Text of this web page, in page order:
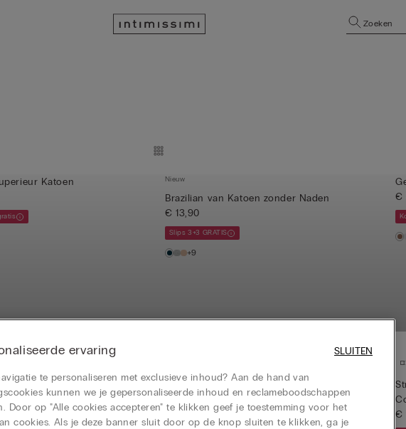
Zoeken
Katoen
Nieuw
Brazilian van Katoen zonder Naden
€ 13,90
Slips 3+3 GRATIS
+9
€
eenvoud voor casual
items.
van Geribbeld Superior
Trui met Korte Mouwen van Superior
Geribbeld Katoe...
€ 25,90
€
ervaring
te personaliseren met exclusieve inhoud? Aan de hand van
kunnen we je gepersonaliseerde inhoud en reclameboodschappen
Door op "Alle cookies accepteren" te klikken geef je toestemming voor het
cookies. Als je deze banner sluit door op de knop sluiten te klikken, ga je
SLUITEN